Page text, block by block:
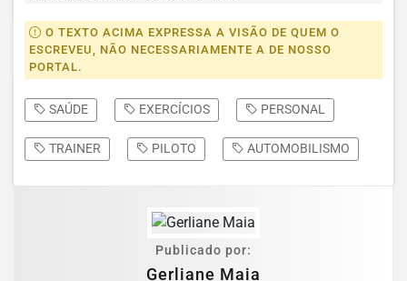
O TEXTO ACIMA EXPRESSA A VISÃO DE QUEM O
ESCREVEU, NÃO NECESSARIAMENTE A DE NOSSO
PORTAL.
SAÚDE EXERCÍCIOS PERSONAL
TRAINER PILOTO AUTOMOBILISMO
Publicado por:
Gerliane Maia